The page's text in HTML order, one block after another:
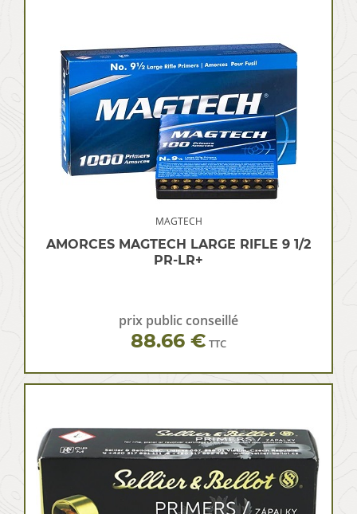
MAGTECH
AMORCES MAGTECH LARGE RIFLE 9 1/2
PR-LR+
prix public conseillé
88.66 € TTC